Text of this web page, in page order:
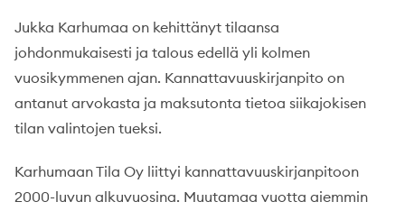
Jukka Karhumaa on kehittänyt tilaansa
johdonmukaisesti ja talous edellä yli kolmen
vuosikymmenen ajan. Kannattavuuskirjanpito on
antanut arvokasta ja maksutonta tietoa siikajokisen
tilan valintojen tueksi.
Karhumaan Tila Oy liittyi kannattavuuskirjanpitoon
2000-luvun alkuvuosina. Muutamaa vuotta aiemmin